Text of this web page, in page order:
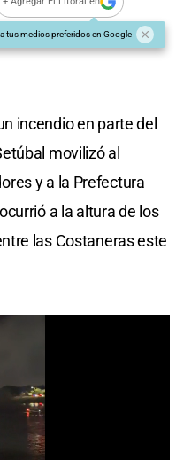
tus medios preferidos en Google
incendio en parte del
movilizó al
y a la Prefectura
a la altura de los
las Costaneras este